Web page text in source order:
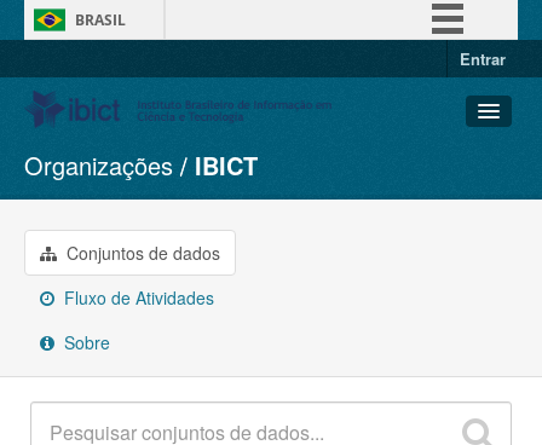
BRASIL
Entrar
Conjuntos de dados
Organizações
Grupos
Sobre
Organizações IBICT
Conjuntos de dados
Fluxo de Atividades
Sobre